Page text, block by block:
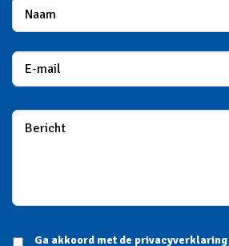
Ga akkoord met de privacyverklaring